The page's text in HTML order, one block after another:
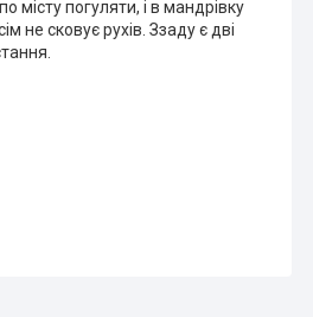
місту погуляти, і в мандрівку
не сковує рухів. Ззаду є дві